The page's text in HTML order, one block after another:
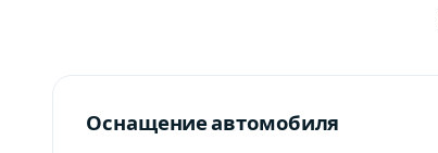
Оснащение автомобиля